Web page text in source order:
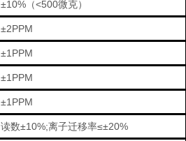
±10%（<500微克）
±2PPM
±1PPM
±1PPM
±1PPM
读数±10%;离子迁移率≤±20%